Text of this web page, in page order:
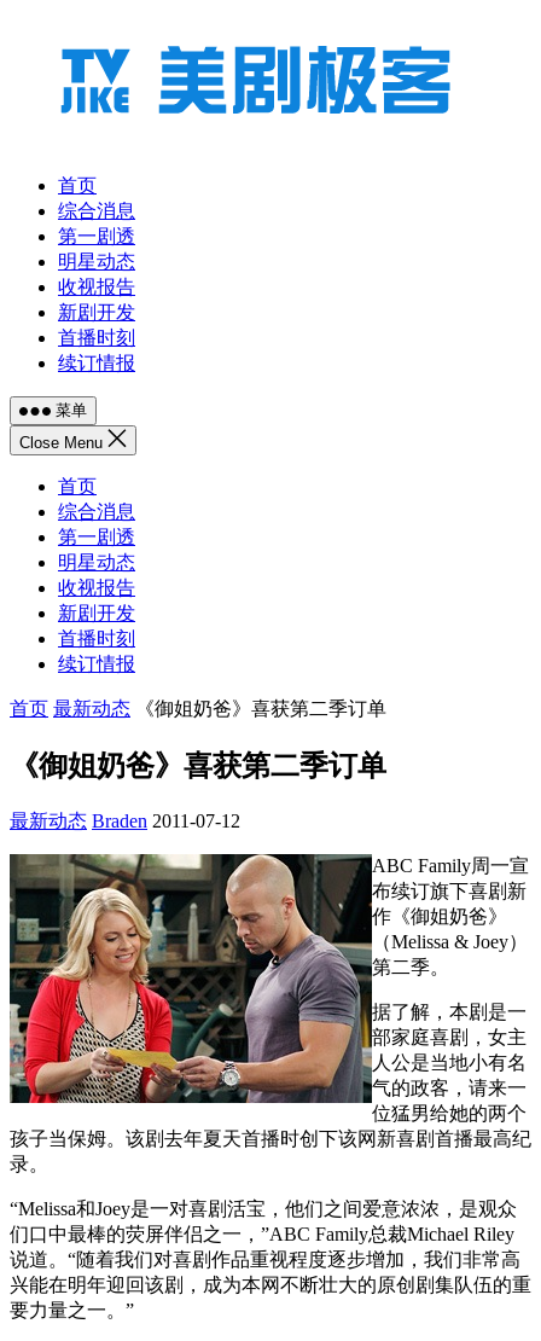
首页
综合消息
第一剧透
明星动态
收视报告
新剧开发
首播时刻
续订情报
菜单
Close Menu
首页
综合消息
第一剧透
明星动态
收视报告
新剧开发
首播时刻
续订情报
首页 最新动态 《御姐奶爸》喜获第二季订单
《御姐奶爸》喜获第二季订单
最新动态 Braden 2011-07-12
ABC Family周一宣
布续订旗下喜剧新
作《御姐奶爸》
（Melissa & Joey）
第二季。
据了解，本剧是一
部家庭喜剧，女主
人公是当地小有名
气的政客，请来一
位猛男给她的两个
孩子当保姆。该剧去年夏天首播时创下该网新喜剧首播最高纪
录。
“Melissa和Joey是一对喜剧活宝，他们之间爱意浓浓，是观众
们口中最棒的荧屏伴侣之一，”ABC Family总裁Michael Riley
说道。“随着我们对喜剧作品重视程度逐步增加，我们非常高
兴能在明年迎回该剧，成为本网不断壮大的原创剧集队伍的重
要力量之一。”